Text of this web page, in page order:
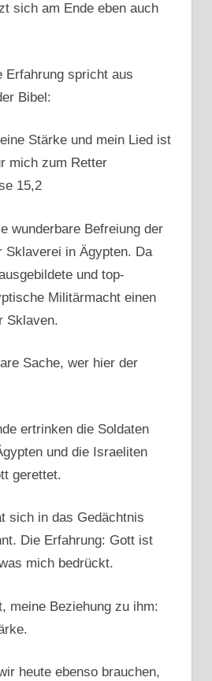
sich am Ende eben auch
Erfahrung spricht aus
Bibel:
Stärke und mein Lied ist
mich zum Retter
15,2
wunderbare Befreiung der
Sklaverei in Ägypten. Da
und top-
Militärmacht einen
Sklaven.
Sache, wer hier der
ertrinken die Soldaten
und die Israeliten
gerettet.
sich in das Gedächtnis
Die Erfahrung: Gott ist
mich bedrückt.
meine Beziehung zu ihm:
heute ebenso brauchen,